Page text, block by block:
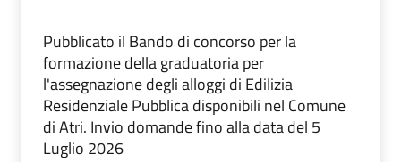
Pubblicato il Bando di concorso per la
formazione della graduatoria per
l'assegnazione degli alloggi di Edilizia
Residenziale Pubblica disponibili nel Comune
di Atri. Invio domande fino alla data del 5
Luglio 2026